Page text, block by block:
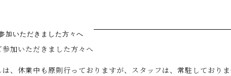
加いただきました方々へ
加いただきました方々へ
、休業中も原則行っておりますが、スタッフは、常駐しておりま